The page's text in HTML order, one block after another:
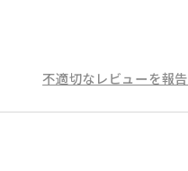
不適切なレビューを報告